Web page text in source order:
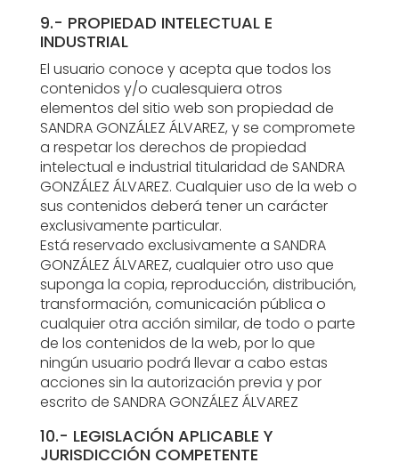
9.- PROPIEDAD INTELECTUAL E
INDUSTRIAL
El usuario conoce y acepta que todos los
contenidos y/o cualesquiera otros
elementos del sitio web son propiedad de
SANDRA GONZÁLEZ ÁLVAREZ, y se compromete
a respetar los derechos de propiedad
intelectual e industrial titularidad de SANDRA
GONZÁLEZ ÁLVAREZ. Cualquier uso de la web o
sus contenidos deberá tener un carácter
exclusivamente particular.
Está reservado exclusivamente a SANDRA
GONZÁLEZ ÁLVAREZ, cualquier otro uso que
suponga la copia, reproducción, distribución,
transformación, comunicación pública o
cualquier otra acción similar, de todo o parte
de los contenidos de la web, por lo que
ningún usuario podrá llevar a cabo estas
acciones sin la autorización previa y por
escrito de SANDRA GONZÁLEZ ÁLVAREZ
10.- LEGISLACIÓN APLICABLE Y
JURISDICCIÓN COMPETENTE